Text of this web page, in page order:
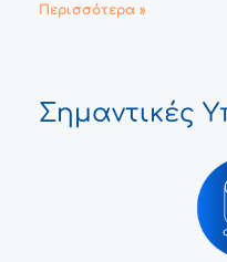
Περισσότερα »
Σημαντικές